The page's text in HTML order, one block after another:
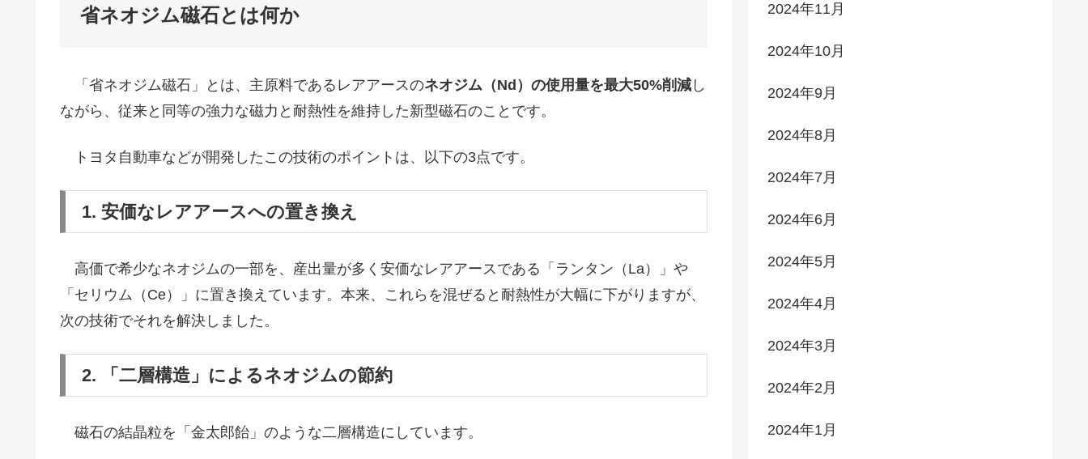
省ネオジム磁石とは何か
「省ネオジム磁石」とは、主原料であるレアアースのネオジム（Nd）の使用量を最大50%削減 し
ながら、従来と同等の強力な磁力と耐熱性を維持した新型磁石のことです。
トヨタ自動車などが開発したこの技術のポイントは、以下の3点です。
1. 安価なレアアースへの置き換え
高価で希少なネオジムの一部を、産出量が多く安価なレアアースである「ランタン（La）」や
「セリウム（Ce）」に置き換えています。本来、これらを混ぜると耐熱性が大幅に下がりますが、
次の技術でそれを解決しました。
2. 「二層構造」によるネオジムの節約
磁石の結晶粒を「金太郎飴」のような二層構造にしています。
2024年11月
2024年10月
2024年9月
2024年8月
2024年7月
2024年6月
2024年5月
2024年4月
2024年3月
2024年2月
2024年1月